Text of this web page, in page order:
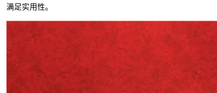
满足实用性。